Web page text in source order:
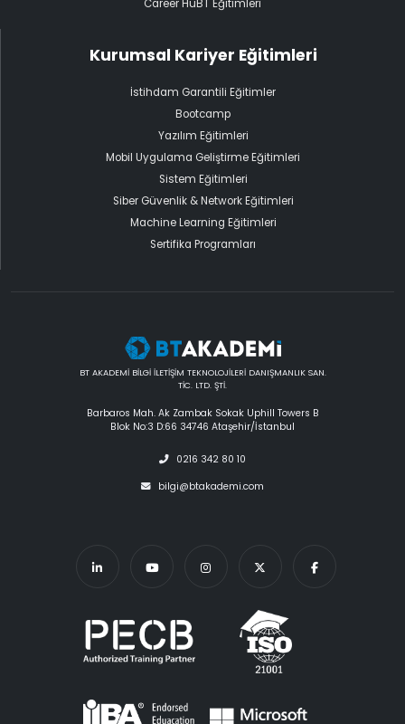
Career HuBT Eğitimleri
Kurumsal Kariyer Eğitimleri
İstihdam Garantili Eğitimler
Bootcamp
Yazılım Eğitimleri
Mobil Uygulama Geliştirme Eğitimleri
Sistem Eğitimleri
Siber Güvenlik & Network Eğitimleri
Machine Learning Eğitimleri
Sertifika Programları
BT AKADEMİ BİLGİ İLETİŞİM TEKNOLOJİLERİ DANIŞMANLIK SAN.
TİC. LTD. ŞTİ.
Barbaros Mah. Ak Zambak Sokak Uphill Towers B
Blok No:3 D:66 34746 Ataşehir/İstanbul
0216 342 80 10
bilgi@btakademi.com